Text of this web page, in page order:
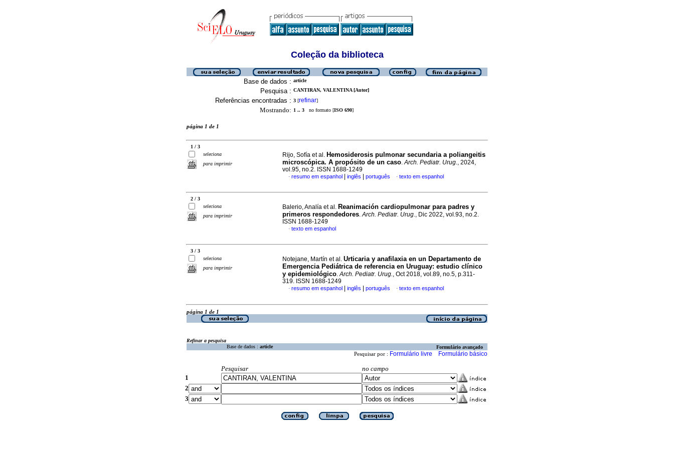
Coleção da biblioteca
Base de dados : article
Pesquisa : CANTIRAN, VALENTINA [Autor]
Referências encontradas : 3 [refinar]
Mostrando: 1 .. 3 no formato [ISO 690]
página 1 de 1
1 / 3
seleciona
para imprimir
Rijo, Sofía et al. Hemosiderosis pulmonar secundaria a poliangeitis
microscópica. A propósito de un caso.Arch. Pediatr. Urug., 2024,
vol.95, no.2. ISSN 1688-1249
· resumo em espanhol inglês português · texto em espanhol
2 / 3
seleciona
para imprimir
Balerio, Analía et al. Reanimación cardiopulmonar para padres y
primeros respondedores.Arch. Pediatr. Urug., Dic 2022, vol.93, no.2.
ISSN 1688-1249
· texto em espanhol
3 / 3
seleciona
para imprimir
Notejane, Martín et al. Urticaria y anafilaxia en un Departamento de
Emergencia Pediátrica de referencia en Uruguay: estudio clínico
y epidemiológico.Arch. Pediatr. Urug., Oct 2018, vol.89, no.5, p.311-
319. ISSN 1688-1249
· resumo em espanhol inglês português · texto em espanhol
página 1 de 1
Refinar a pesquisa
Base de dados : article Formulário avançado
Pesquisar por : Formulário livre Formulário básico
Pesquisar
no campo
1
2
3